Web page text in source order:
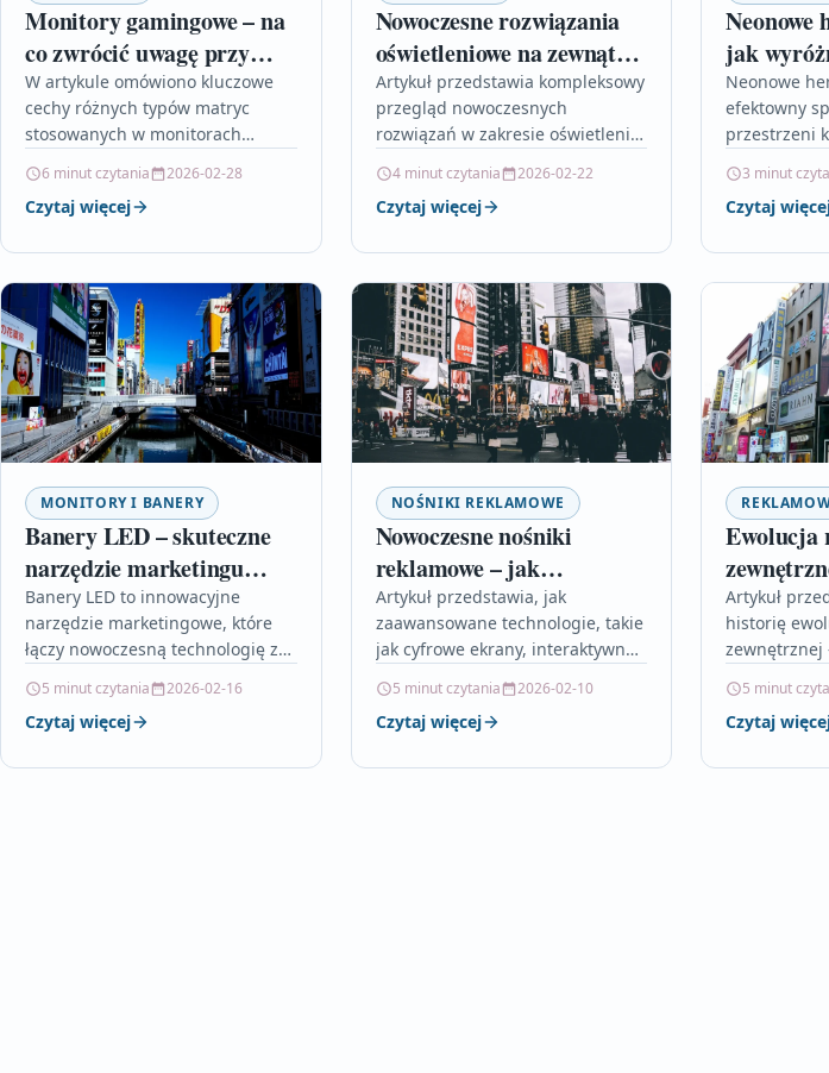
Monitory gamingowe – na
co zwrócić uwagę przy
wyborze?
W artykule omówiono kluczowe
cechy różnych typów matryc
stosowanych w monitorach
jakość obrazu i komfort
rozgrywki. Przedstawiono zalety
6 minut czytania 2026-02-28
Czytaj więcej
Nowoczesne rozwiązania
oświetleniowe na zewnątrz
domu
Artykuł przedstawia kompleksowy
przegląd nowoczesnych
rozwiązań w zakresie oświetlenia
inteligentnych systemach,
energooszczędnych lampach LED
4 minut czytania 2026-02-22
Czytaj więcej
jak
kibica
Neonowe
efektowny
przestrzeni
gdzie kupić
stworzyć
3 minut
Czytaj
MONITORY I BANERY
Banery LED – skuteczne
narzędzie marketingu
zewnętrznego
Banery LED to innowacyjne
narzędzie marketingowe, które
łączy nowoczesną technologię z
wizualną. Dzięki dynamicznemu
wyświetlaniu treści, jasności
5 minut czytania 2026-02-16
Czytaj więcej
NOŚNIKI REKLAMOWE
Nowoczesne nośniki
reklamowe – jak
skutecznie przyciągnąć
uwagę klienta
Artykuł przedstawia, jak
zaawansowane technologie, takie
jak cyfrowe ekrany, interaktywne
rzeczywistość czy sztuczna
inteligencja, rewolucjonizują
5 minut czytania 2026-02-10
Czytaj więcej
Ewolucja
signage
Artykuł
historię
zewnętrznej
cyfrowe
5 minut
Czytaj